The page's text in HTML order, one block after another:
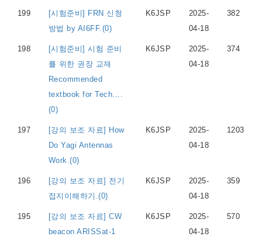
199
[시험준비] FRN 신청
방법 by AI6FF.(0)
K6JSP
2025-
04-18
382
198
[시험준비] 시험 준비
를 위한 권장 교재
Recommended
textbook for Tech....
(0)
K6JSP
2025-
04-18
374
197
[강의 보조 자료] How
Do Yagi Antennas
Work.(0)
K6JSP
2025-
04-18
1203
196
[강의 보조 자료] 전기
접지이해하기.(0)
K6JSP
2025-
04-18
359
195
[강의 보조 자료] CW
beacon ARISSat-1
K6JSP
2025-
04-18
570